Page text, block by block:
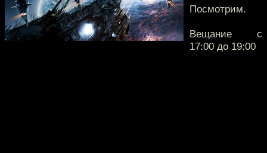
Посмотрим.
Вещание с
17:00 до 19:00